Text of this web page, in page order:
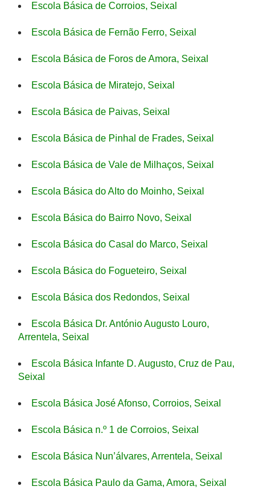
Escola Básica de Corroios, Seixal
Escola Básica de Fernão Ferro, Seixal
Escola Básica de Foros de Amora, Seixal
Escola Básica de Miratejo, Seixal
Escola Básica de Paivas, Seixal
Escola Básica de Pinhal de Frades, Seixal
Escola Básica de Vale de Milhaços, Seixal
Escola Básica do Alto do Moinho, Seixal
Escola Básica do Bairro Novo, Seixal
Escola Básica do Casal do Marco, Seixal
Escola Básica do Fogueteiro, Seixal
Escola Básica dos Redondos, Seixal
Escola Básica Dr. António Augusto Louro,
Arrentela, Seixal
Escola Básica Infante D. Augusto, Cruz de Pau,
Seixal
Escola Básica José Afonso, Corroios, Seixal
Escola Básica n.º 1 de Corroios, Seixal
Escola Básica Nun’álvares, Arrentela, Seixal
Escola Básica Paulo da Gama, Amora, Seixal